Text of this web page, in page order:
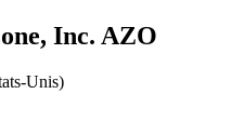
Inc. AZO
Unis)